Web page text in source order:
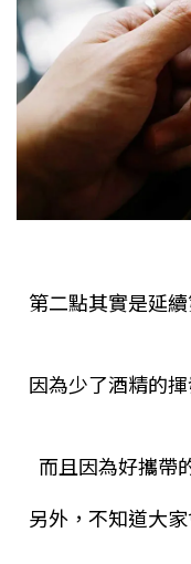
第二點其實是延
因為少了酒精的
而且因為好攜帶
另外，不知道大